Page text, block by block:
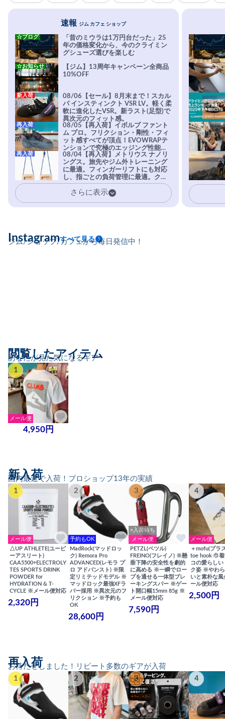
速報 ジム カフェ ショップ
「昔のミウラは1万円台だった」25
年の価格変化から、今のクライミン
グシューズ選びを楽しむ
☆ブログ
【ジム】13周年キャンペーン全商品
10%OFF
☆お知らせ
08/06【セール】8月末まで！スカル
パ インスティンクト VSR LV。軽く柔
軟に進化したVSR。新ラスト(足型)で
異次元のフィット感。
新入荷
08/05【再入荷】イボルブ ファント
ム プロ。フリクション・剛性・フィ
ット感すべてが頂点！EVOWRAPテ
ンションで究極のエッジング性能を
実現。進化系ラバーEvo-74はTRAX
を凌駕する粘着力で極小ホールドに
安心感。
再入荷
08/04【再入荷】メトリウス ナノリ
ングス。旅先やジム外トレーニング
に最適。フィンガーリフトにも対応
し、指ごとの負荷管理に最適。クラ
イマーの指を本気で鍛えるギア。
再入荷
さらに表示
ジム/ショップ/カフェから毎日発信中！
Instagramすべて見る
あなたが見た気になるギア
閲覧したアイテム
1
メール便
4,950円
国内最速で入荷！プロショップ13年の実績
新入荷
1
メール便
△UP ATHLETE(ユーピ
ーアスリート)
CAA5500+ELECTROLY
TES SPORTS DRINK
POWDER for
HYDRATION & T-
CYCLE ※メール便対応
2,320円
2
予約もOK
MadRock(マッドロッ
ク) Remora Pro
ADVANCED(レモラ プ
ロ アドバンスト) ※限
定リミテッドモデル ※
マッドロック最強XFラ
バー採用 ※異次元のフ
リクション ※予約も
OK
28,600円
3
×入荷待ち
メール便
PETZL(ペツル)
FREINO(フレイノ) ※懸
垂下降の安全性を劇的
に高める ※一瞬でロー
プを通せる一体型ブレ
ーキングスパー ※ゲー
ト開口幅15mm 85g ※
メール便対応
7,590円
4
メール便
＋mofu(プラ
toe hook 巾
コの愛らしい
ク姿 ※やわ
いと素朴な
ール便対応
2,500円
お待たせしました！リピート多数のギアが入荷
再入荷
1 2 3 4